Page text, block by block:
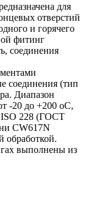
для
отверстий
и горячего
фитинг
соединения
соединения (тип
Диапазон
-20 до +200 оС,
ISO 228 (ГОСТ
CW617N
обработкой.
выполнены из